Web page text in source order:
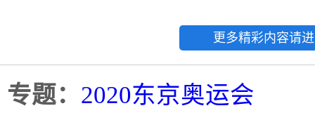
更多精彩内容请
专题： 2020东京奥运会